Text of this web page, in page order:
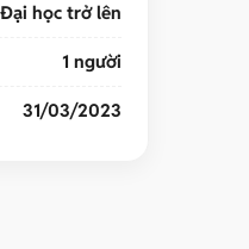
Đại học trở lên
1 người
31/03/2023